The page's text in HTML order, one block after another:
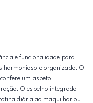
e funcionalidade para
harmonioso e organizado. O
um aspeto
O espelho integrado
diária ao maquilhar ou